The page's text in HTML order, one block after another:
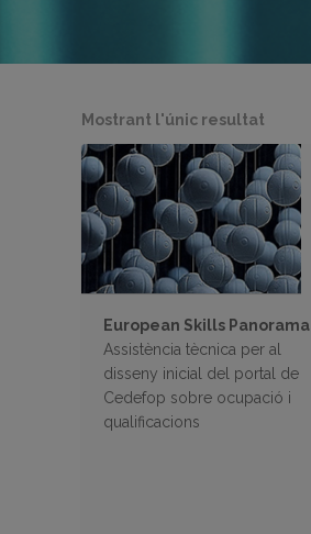
Mostrant l'únic resultat
European Skills Panorama
Assistència tècnica per al
disseny inicial del portal de
Cedefop sobre ocupació i
qualificacions